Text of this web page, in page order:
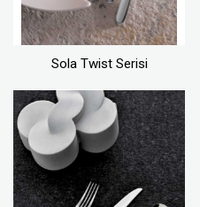
Sola Twist Serisi